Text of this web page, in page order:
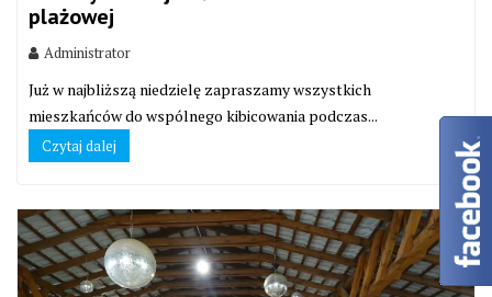
plażowej
Administrator
Już w najbliższą niedzielę zapraszamy wszystkich
mieszkańców do wspólnego kibicowania podczas...
Czytaj dalej